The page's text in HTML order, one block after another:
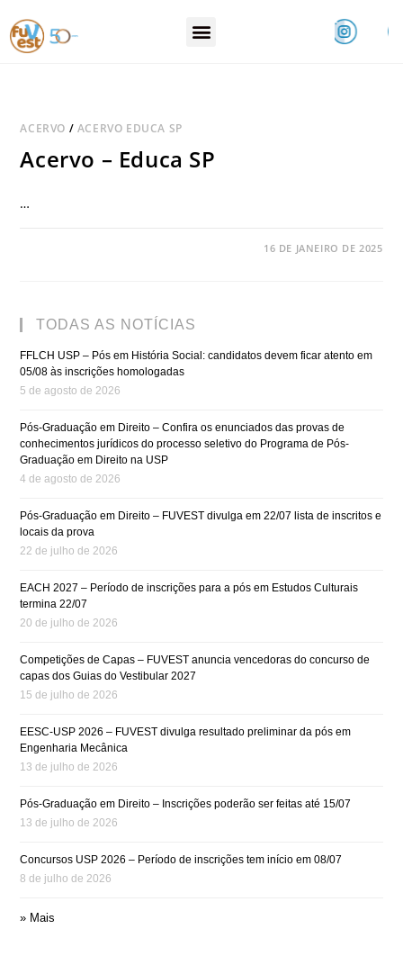
ACERVO / ACERVO EDUCA SP
Acervo – Educa SP
…
16 DE JANEIRO DE 2025
TODAS AS NOTÍCIAS
FFLCH USP – Pós em História Social: candidatos devem ficar atento em
05/08 às inscrições homologadas
5 de agosto de 2026
Pós-Graduação em Direito – Confira os enunciados das provas de
conhecimentos jurídicos do processo seletivo do Programa de Pós-
Graduação em Direito na USP
4 de agosto de 2026
Pós-Graduação em Direito – FUVEST divulga em 22/07 lista de inscritos e
locais da prova
22 de julho de 2026
EACH 2027 – Período de inscrições para a pós em Estudos Culturais
termina 22/07
20 de julho de 2026
Competições de Capas – FUVEST anuncia vencedoras do concurso de
capas dos Guias do Vestibular 2027
15 de julho de 2026
EESC-USP 2026 – FUVEST divulga resultado preliminar da pós em
Engenharia Mecânica
13 de julho de 2026
Pós-Graduação em Direito – Inscrições poderão ser feitas até 15/07
13 de julho de 2026
Concursos USP 2026 – Período de inscrições tem início em 08/07
8 de julho de 2026
» Mais